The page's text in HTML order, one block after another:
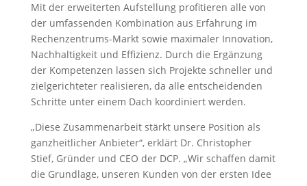
Mit der erweiterten Aufstellung profitieren alle von
der umfassenden Kombination aus Erfahrung im
Rechenzentrums-Markt sowie maximaler Innovation,
Nachhaltigkeit und Effizienz. Durch die Ergänzung
der Kompetenzen lassen sich Projekte schneller und
zielgerichteter realisieren, da alle entscheidenden
Schritte unter einem Dach koordiniert werden.
„Diese Zusammenarbeit stärkt unsere Position als
ganzheitlicher Anbieter“, erklärt Dr. Christopher
Stief, Gründer und CEO der DCP. „Wir schaffen damit
die Grundlage, unseren Kunden von der ersten Idee